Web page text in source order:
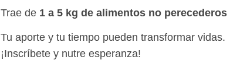
Trae de 1 a 5 kg de alimentos no perecederos
Tu aporte y tu tiempo pueden transformar vidas.
¡Inscríbete y nutre esperanza!